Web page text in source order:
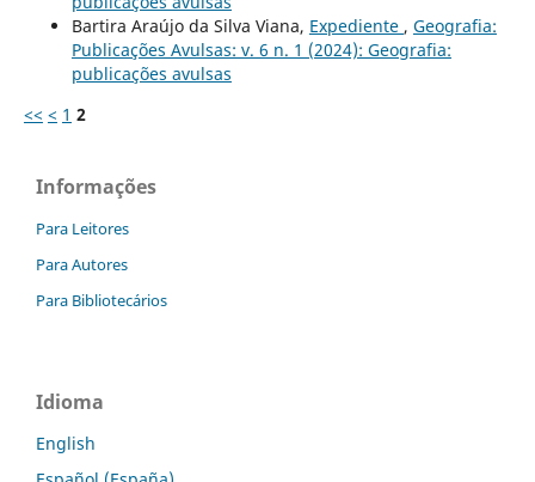
Bartira Araújo da Silva Viana, Expediente , Geografia:
Publicações Avulsas: v. 6 n. 1 (2024): Geografia:
publicações avulsas
<< < 1 2
Informações
Para Leitores
Para Autores
Para Bibliotecários
Idioma
English